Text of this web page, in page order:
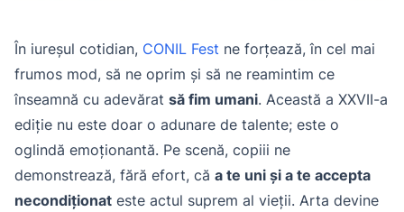
În iureșul cotidian, CONIL Fest ne forțează, în cel mai
frumos mod, să ne oprim și să ne reamintim ce
înseamnă cu adevărat să fim umani. Această a XXVII-a
ediție nu este doar o adunare de talente; este o
oglindă emoționantă. Pe scenă, copiii ne
demonstrează, fără efort, că a te uni și a te accepta
necondiționat este actul suprem al vieții. Arta devine